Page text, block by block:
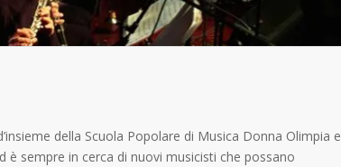
della Scuola Popolare di Musica Donna Olimpia e
è sempre in cerca di nuovi musicisti che possano